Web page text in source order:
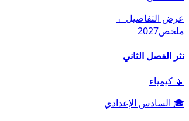
عرض التفاصيل←
ملخص2027
نثر الفصل الثاني
📖 كيمياء
🎓 السادس الإعدادي